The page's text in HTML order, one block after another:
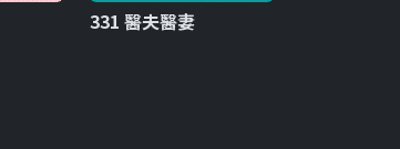
331 醫夫醫妻